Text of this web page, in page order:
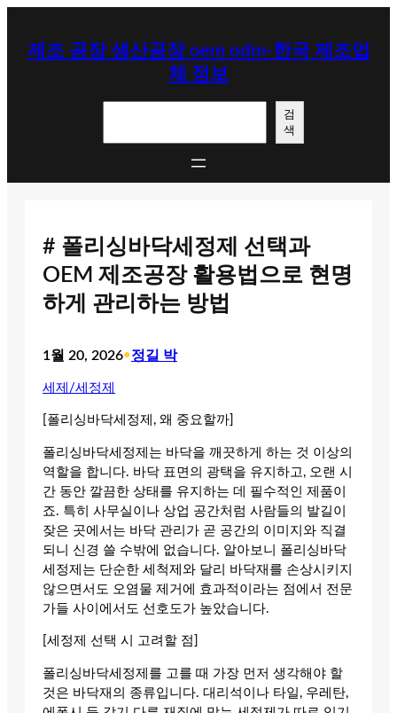
제조 공장 생산공장 oem odm-한국 제조업
체 정보
검
색
# 폴리싱바닥세정제 선택과
OEM 제조공장 활용법으로 현명
하게 관리하는 방법
1월 20, 2026•정길 박
세제/세정제
[폴리싱바닥세정제, 왜 중요할까]
폴리싱바닥세정제는 바닥을 깨끗하게 하는 것 이상의
역할을 합니다. 바닥 표면의 광택을 유지하고, 오랜 시
간 동안 깔끔한 상태를 유지하는 데 필수적인 제품이
죠. 특히 사무실이나 상업 공간처럼 사람들의 발길이
잦은 곳에서는 바닥 관리가 곧 공간의 이미지와 직결
되니 신경 쓸 수밖에 없습니다. 알아보니 폴리싱바닥
세정제는 단순한 세척제와 달리 바닥재를 손상시키지
않으면서도 오염물 제거에 효과적이라는 점에서 전문
가들 사이에서도 선호도가 높았습니다.
[세정제 선택 시 고려할 점]
폴리싱바닥세정제를 고를 때 가장 먼저 생각해야 할
것은 바닥재의 종류입니다. 대리석이나 타일, 우레탄,